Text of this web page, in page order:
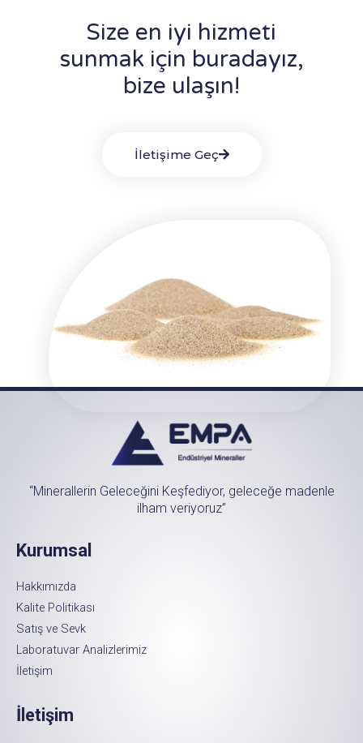
Size en iyi hizmeti
sunmak için buradayız,
bize ulaşın!
İletişime Geç
“Minerallerin Geleceğini Keşfediyor, geleceğe madenle
ilham veriyoruz”
Kurumsal
Hakkımızda
Kalite Politikası
Satış ve Sevk
Laboratuvar Analizlerimiz
İletişim
İletişim